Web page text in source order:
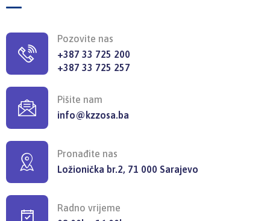
Pozovite nas
+387 33 725 200
+387 33 725 257
Pišite nam
info@kzzosa.ba
Pronađite nas
Ložionička br.2, 71 000 Sarajevo
Radno vrijeme